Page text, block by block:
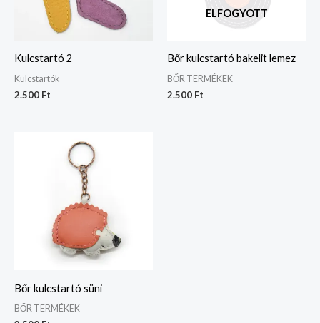
Kulcstartó 2
Kulcstartók
2.500 Ft
ELFOGYOTT
Bőr kulcstartó bakelit lemez
BŐR TERMÉKEK
2.500 Ft
Bőr kulcstartó süni
BŐR TERMÉKEK